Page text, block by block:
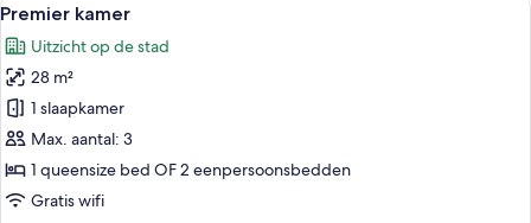
foto's
voor
Premier
kamer
laden
9
Premier kamer
Uitzicht op de stad
28 m²
1 slaapkamer
Max. aantal: 3
1 queensize bed OF 2 eenpersoonsbedden
Gratis wifi